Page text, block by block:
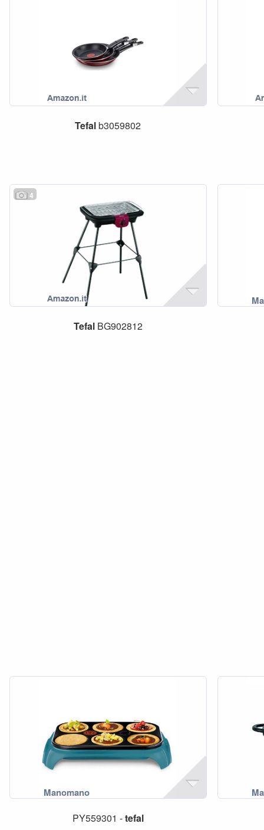
Tefalb3059802
4
TefalBG902812
PY559301 -tefal